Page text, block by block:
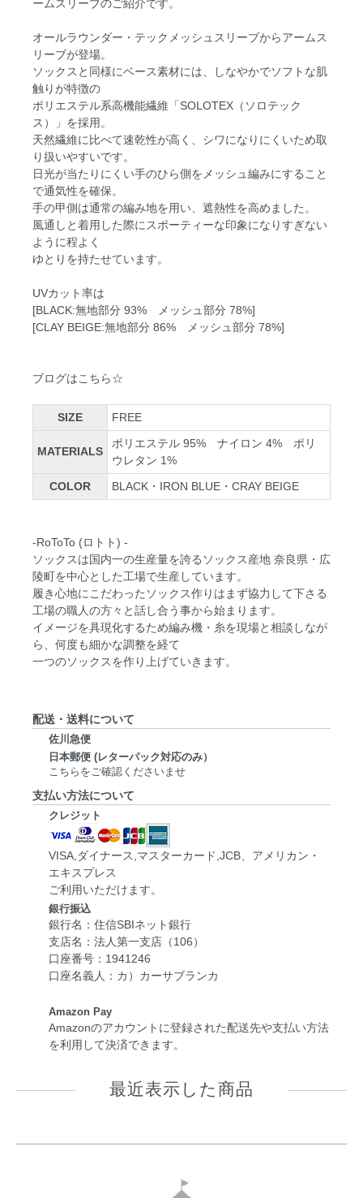
ームスリーブのご紹介です。
オールラウンダー・テックメッシュスリーブからアームス
リーブが登場。
ソックスと同様にベース素材には、しなやかでソフトな肌
触りが特徴の
ポリエステル系高機能繊維「SOLOTEX（ソロテック
ス）」を採用。
天然繊維に比べて速乾性が高く、シワになりにくいため取
り扱いやすいです。
日光が当たりにくい手のひら側をメッシュ編みにすること
で通気性を確保。
手の甲側は通常の編み地を用い、遮熱性を高めました。
風通しと着用した際にスポーティーな印象になりすぎない
ように程よく
ゆとりを持たせています。
UVカット率は
[BLACK:無地部分 93% メッシュ部分 78%]
[CLAY BEIGE:無地部分 86% メッシュ部分 78%]
ブログはこちら☆
SIZE FREE
MATERIALS
ポリエステル 95% ナイロン 4% ポリ
ウレタン 1%
COLOR
BLACK・IRON BLUE・CRAY BEIGE
-RoToTo (ロトト) -
ソックスは国内一の生産量を誇るソックス産地 奈良県・広
陵町を中心とした工場で生産しています。
履き心地にこだわったソックス作りはまず協力して下さる
工場の職人の方々と話し合う事から始まります。
イメージを具現化するため編み機・糸を現場と相談しなが
ら、何度も細かな調整を経て
一つのソックスを作り上げていきます。
配送・送料について
佐川急便
日本郵便 (レターパック対応のみ）
こちらをご確認くださいませ
支払い方法について
クレジット
VISA,ダイナース,マスターカード,JCB、アメリカン・
エキスプレス
ご利用いただけます。
銀行振込
銀行名：住信SBIネット銀行
支店名：法人第一支店（106）
口座番号：1941246
口座名義人：カ）カーサブランカ
Amazon Pay
Amazonのアカウントに登録された配送先や支払い方法
を利用して決済できます。
最近表示した商品